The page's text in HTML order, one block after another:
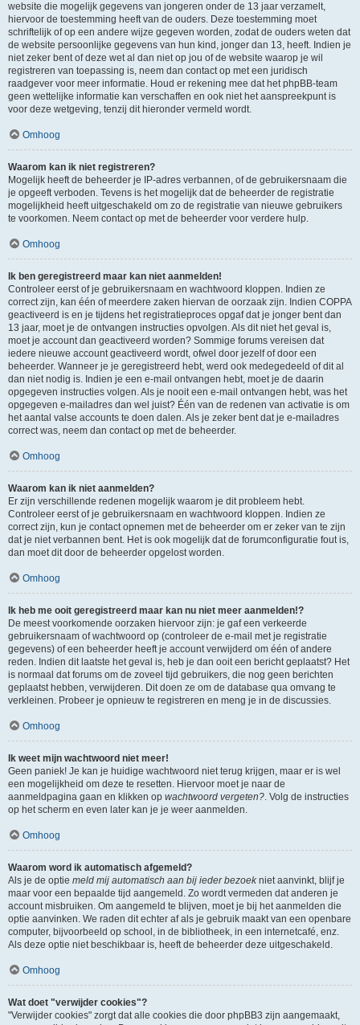
website die mogelijk gegevens van jongeren onder de 13 jaar verzamelt,
hiervoor de toestemming heeft van de ouders. Deze toestemming moet
schriftelijk of op een andere wijze gegeven worden, zodat de ouders weten dat
de website persoonlijke gegevens van hun kind, jonger dan 13, heeft. Indien je
niet zeker bent of deze wet al dan niet op jou of de website waarop je wil
registreren van toepassing is, neem dan contact op met een juridisch
raadgever voor meer informatie. Houd er rekening mee dat het phpBB-team
geen wettelijke informatie kan verschaffen en ook niet het aanspreekpunt is
voor deze wetgeving, tenzij dit hieronder vermeld wordt.
Omhoog
Waarom kan ik niet registreren?
Mogelijk heeft de beheerder je IP-adres verbannen, of de gebruikersnaam die
je opgeeft verboden. Tevens is het mogelijk dat de beheerder de registratie
mogelijkheid heeft uitgeschakeld om zo de registratie van nieuwe gebruikers
te voorkomen. Neem contact op met de beheerder voor verdere hulp.
Omhoog
Ik ben geregistreerd maar kan niet aanmelden!
Controleer eerst of je gebruikersnaam en wachtwoord kloppen. Indien ze
correct zijn, kan één of meerdere zaken hiervan de oorzaak zijn. Indien COPPA
geactiveerd is en je tijdens het registratieproces opgaf dat je jonger bent dan
13 jaar, moet je de ontvangen instructies opvolgen. Als dit niet het geval is,
moet je account dan geactiveerd worden? Sommige forums vereisen dat
iedere nieuwe account geactiveerd wordt, ofwel door jezelf of door een
beheerder. Wanneer je je geregistreerd hebt, werd ook medegedeeld of dit al
dan niet nodig is. Indien je een e-mail ontvangen hebt, moet je de daarin
opgegeven instructies volgen. Als je nooit een e-mail ontvangen hebt, was het
opgegeven e-mailadres dan wel juist? Één van de redenen van activatie is om
het aantal valse accounts te doen dalen. Als je zeker bent dat je e-mailadres
correct was, neem dan contact op met de beheerder.
Omhoog
Waarom kan ik niet aanmelden?
Er zijn verschillende redenen mogelijk waarom je dit probleem hebt.
Controleer eerst of je gebruikersnaam en wachtwoord kloppen. Indien ze
correct zijn, kun je contact opnemen met de beheerder om er zeker van te zijn
dat je niet verbannen bent. Het is ook mogelijk dat de forumconfiguratie fout is,
dan moet dit door de beheerder opgelost worden.
Omhoog
Ik heb me ooit geregistreerd maar kan nu niet meer aanmelden!?
De meest voorkomende oorzaken hiervoor zijn: je gaf een verkeerde
gebruikersnaam of wachtwoord op (controleer de e-mail met je registratie
gegevens) of een beheerder heeft je account verwijderd om één of andere
reden. Indien dit laatste het geval is, heb je dan ooit een bericht geplaatst? Het
is normaal dat forums om de zoveel tijd gebruikers, die nog geen berichten
geplaatst hebben, verwijderen. Dit doen ze om de database qua omvang te
verkleinen. Probeer je opnieuw te registreren en meng je in de discussies.
Omhoog
Ik weet mijn wachtwoord niet meer!
Geen paniek! Je kan je huidige wachtwoord niet terug krijgen, maar er is wel
een mogelijkheid om deze te resetten. Hiervoor moet je naar de
aanmeldpagina gaan en klikken op wachtwoord vergeten?. Volg de instructies
op het scherm en even later kan je je weer aanmelden.
Omhoog
Waarom word ik automatisch afgemeld?
Als je de optie meld mij automatisch aan bij ieder bezoekniet aanvinkt, blijf je
maar voor een bepaalde tijd aangemeld. Zo wordt vermeden dat anderen je
account misbruiken. Om aangemeld te blijven, moet je bij het aanmelden die
optie aanvinken. We raden dit echter af als je gebruik maakt van een openbare
computer, bijvoorbeeld op school, in de bibliotheek, in een internetcafé, enz.
Als deze optie niet beschikbaar is, heeft de beheerder deze uitgeschakeld.
Omhoog
Wat doet "verwijder cookies"?
"Verwijder cookies" zorgt dat alle cookies die door phpBB3 zijn aangemaakt,